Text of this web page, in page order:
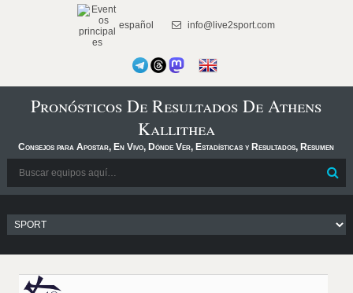
español info@live2sport.com
Pronósticos De Resultados De Athens
Kallithea
Consejos para Apostar, En Vivo, Dónde Ver, Estadísticas y Resultados, Resumen